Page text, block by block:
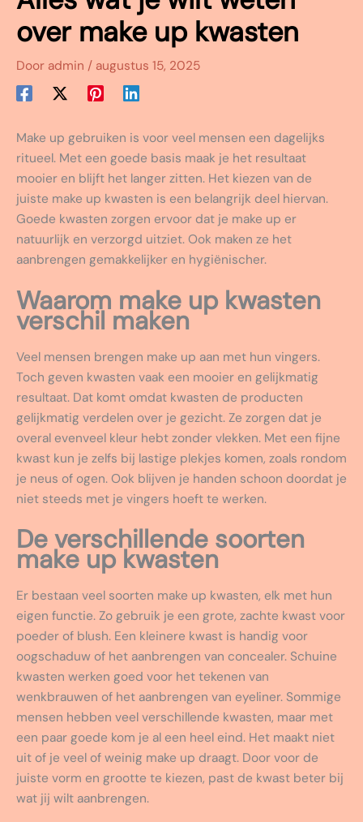
over make up kwasten
Door admin / augustus 15, 2025
Make up gebruiken is voor veel mensen een dagelijks
ritueel. Met een goede basis maak je het resultaat
mooier en blijft het langer zitten. Het kiezen van de
juiste make up kwasten is een belangrijk deel hiervan.
Goede kwasten zorgen ervoor dat je make up er
natuurlijk en verzorgd uitziet. Ook maken ze het
aanbrengen gemakkelijker en hygiënischer.
Waarom make up kwasten
verschil maken
Veel mensen brengen make up aan met hun vingers.
Toch geven kwasten vaak een mooier en gelijkmatig
resultaat. Dat komt omdat kwasten de producten
gelijkmatig verdelen over je gezicht. Ze zorgen dat je
overal evenveel kleur hebt zonder vlekken. Met een fijne
kwast kun je zelfs bij lastige plekjes komen, zoals rondom
je neus of ogen. Ook blijven je handen schoon doordat je
niet steeds met je vingers hoeft te werken.
De verschillende soorten
make up kwasten
Er bestaan veel soorten make up kwasten, elk met hun
eigen functie. Zo gebruik je een grote, zachte kwast voor
poeder of blush. Een kleinere kwast is handig voor
oogschaduw of het aanbrengen van concealer. Schuine
kwasten werken goed voor het tekenen van
wenkbrauwen of het aanbrengen van eyeliner. Sommige
mensen hebben veel verschillende kwasten, maar met
een paar goede kom je al een heel eind. Het maakt niet
uit of je veel of weinig make up draagt. Door voor de
juiste vorm en grootte te kiezen, past de kwast beter bij
wat jij wilt aanbrengen.